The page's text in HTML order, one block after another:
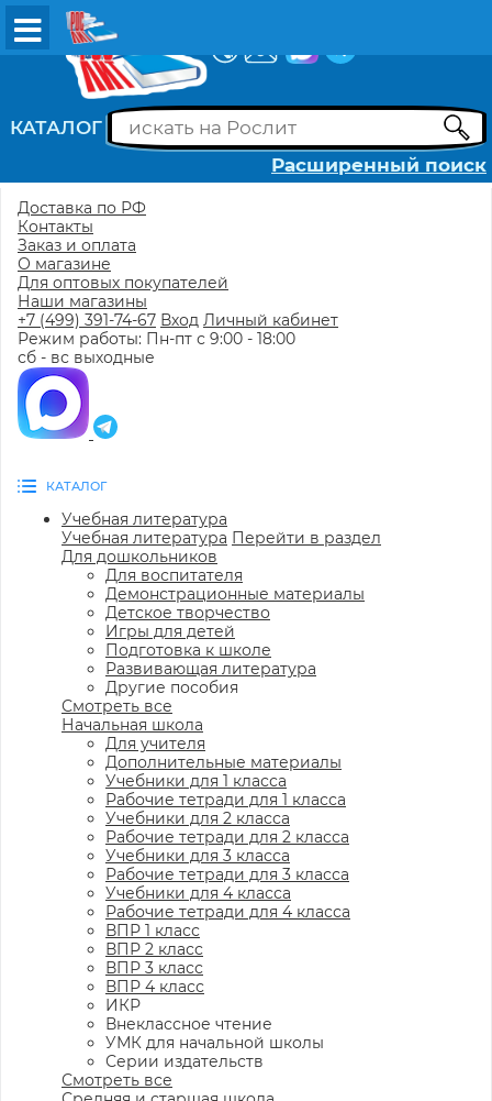
КАТАЛОГ
Расширенный поиск
Доставка по РФ
Контакты
Заказ и оплата
О магазине
Для оптовых покупателей
Наши магазины
+7 (499) 391-74-67 Вход Личный кабинет
Режим работы: Пн-пт с 9:00 - 18:00
сб - вс выходные
КАТАЛОГ
Учебная литература
Учебная литература Перейти в раздел
Для дошкольников
Для воспитателя
Демонстрационные материалы
Детское творчество
Игры для детей
Подготовка к школе
Развивающая литература
Другие пособия
Смотреть все
Начальная школа
Для учителя
Дополнительные материалы
Учебники для 1 класса
Рабочие тетради для 1 класса
Учебники для 2 класса
Рабочие тетради для 2 класса
Учебники для 3 класса
Рабочие тетради для 3 класса
Учебники для 4 класса
Рабочие тетради для 4 класса
ВПР 1 класс
ВПР 2 класс
ВПР 3 класс
ВПР 4 класс
ИКР
Внеклассное чтение
УМК для начальной школы
Серии издательств
Смотреть все